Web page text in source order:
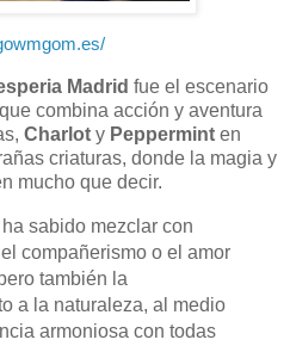
Madrid fue el escenario
combina acción y aventura
Charlot y Peppermint en
criaturas, donde la magia y
mucho que decir.
sabido mezclar con
compañerismo o el amor
también la
a la naturaleza, al medio
armoniosa con todas